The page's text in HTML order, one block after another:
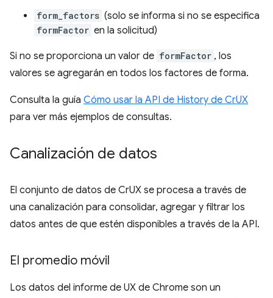
form_factors (solo se informa si no se especifica
formFactor en la solicitud)
Si no se proporciona un valor de formFactor , los
valores se agregarán en todos los factores de forma.
Consulta la guía Cómo usar la API de History de CrUX
para ver más ejemplos de consultas.
Canalización de datos
El conjunto de datos de CrUX se procesa a través de
una canalización para consolidar, agregar y filtrar los
datos antes de que estén disponibles a través de la API.
El promedio móvil
Los datos del informe de UX de Chrome son un